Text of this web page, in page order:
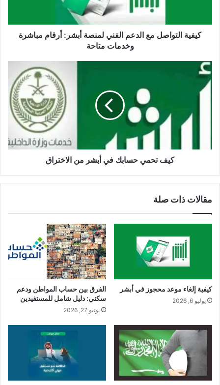
كيفية التواصل مع الدعم الفني لمنصة أبشر: أرقام مباشرة
وخدمات متاحة
كيف تحمي حسابك في أبشر من الاختراق
مقالات ذات صلة
كيفية إلغاء موعد محجوز في أبشر
يوليو 6, 2026
الفرق بين حساب المواطن ودعم
سكني: دليل شامل للمستفيدين
يونيو 27, 2026